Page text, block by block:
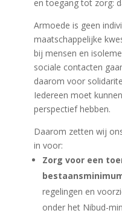
en toegang tot zorg:
Armoede is geen
maatschappelijke
bij mensen en
sociale contacten
daarom voor
Iedereen moet
perspectief hebben.
Daarom zetten wij
in voor:
Zorg voor een
regelingen en
onder het Nibud-